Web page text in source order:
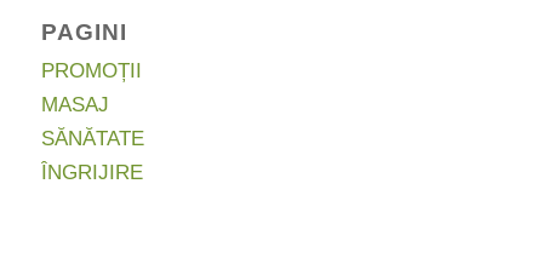
PAGINI
PROMOȚII
MASAJ
SĂNĂTATE
ÎNGRIJIRE